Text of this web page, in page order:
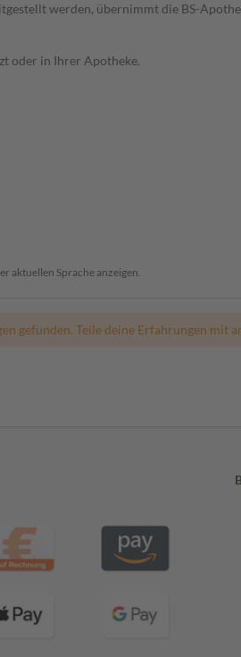
werden, übernimmt die BS-
oder in Ihrer Apotheke.
aktuellen Sprache anzeigen.
gefunden. Teile deine Erfahrungen mit